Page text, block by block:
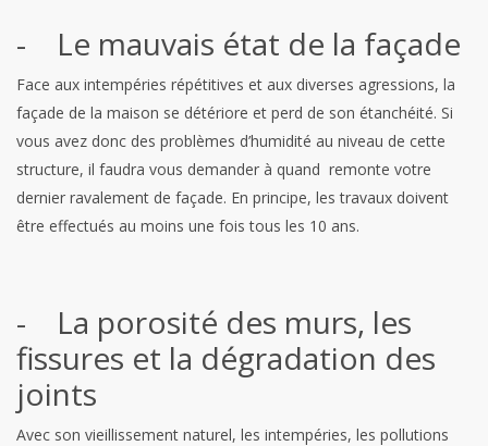
- Le mauvais état de la façade
Face aux intempéries répétitives et aux diverses agressions, la
façade de la maison se détériore et perd de son étanchéité. Si
vous avez donc des problèmes d’humidité au niveau de cette
structure, il faudra vous demander à quand remonte votre
dernier ravalement de façade. En principe, les travaux doivent
être effectués au moins une fois tous les 10 ans.
- La porosité des murs, les
fissures et la dégradation des
joints
Avec son vieillissement naturel, les intempéries, les pollutions